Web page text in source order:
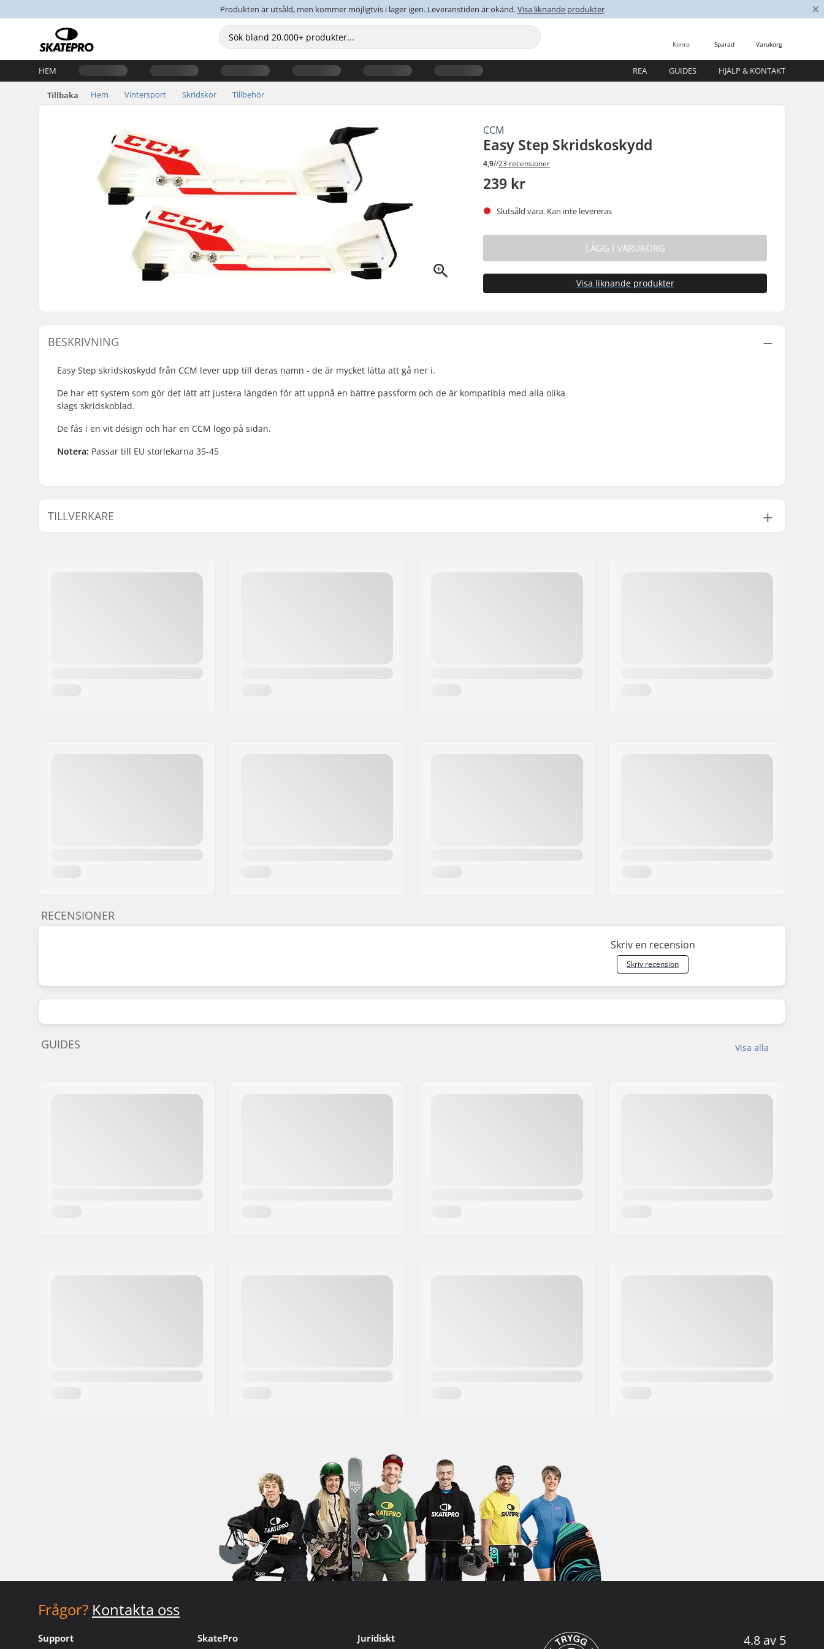
Produkten är utsåld, men kommer möjligtvis i lager igen. Leveranstiden är okänd.Visa liknande produkter ×
Varukorg
Sparad
Konto
HEM REA GUIDES HJÄLP & KONTAKT
Tillbaka Hem Vintersport Skridskor Tillbehör
CCM
Easy Step Skridskoskydd
4,9//23 recensioner
239 kr
Slutsåld vara. Kan inte levereras
LÄGG I VARUKORG
Visa liknande produkter
BESKRIVNING
Easy Step skridskoskydd från CCM lever upp till deras namn - de är mycket lätta att gå ner i.
De har ett system som gör det lätt att justera längden för att uppnå en bättre passform och de är kompatibla med alla olika
slags skridskoblad.
De fås i en vit design och har en CCM logo på sidan.
Notera: Passar till EU storlekarna 35-45
TILLVERKARE
RECENSIONER
Skriv en recension
Skriv recension
Visa alla
GUIDES
Frågor? Kontakta oss
Support SkatePro Juridiskt 4.8 av 5